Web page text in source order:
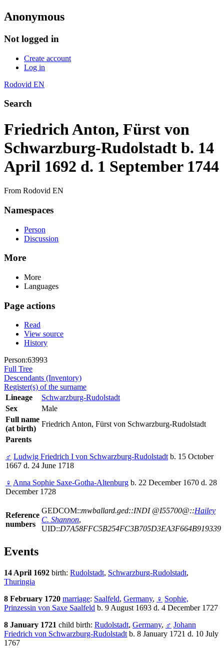
Anonymous
Not logged in
Create account
Log in
Rodovid EN
Search
Friedrich Anton, Fürst von
Schwarzburg-Rudolstadt b. 14
April 1692 d. 1 September 1744
From Rodovid EN
Namespaces
Person
Discussion
More
More
Languages
Page actions
Read
View source
History
Person:63993
Full Tree
Descendants (Inventory)
Register(s) of the surname
Lineage
Schwarzburg-Rudolstadt
Sex
Male
Full name
(at birth)
Friedrich Anton, Fürst von Schwarzburg-Rudolstadt
Parents
♂ Ludwig Friedrich I von Schwarzburg-Rudolstadtb. 15 October
1667 d. 24 June 1718
♀ Anna Sophie Saxe-Gotha-Altenburg b. 22 December 1670 d. 28
December 1728
Reference
numbers
GEDCOM::mwballard.ged::INDI @I55700@::Hailey
C. Shannon,
UID::D7A58FFC5B254FC3B705D3EA3F664B919339
Events
14 April 1692 birth: Rudolstadt, Schwarzburg-Rudolstadt,
Thuringia
8 February 1720 marriage: Saalfeld, Germany, ♀ Sophie,
Prinzessin von Saxe Saalfeld b. 9 August 1693 d. 4 December 1727
8 January 1721 child birth: Rudolstadt, Germany, ♂ Johann
Friedrich von Schwarzburg-Rudolstadt b. 8 January 1721 d. 10 July
1767